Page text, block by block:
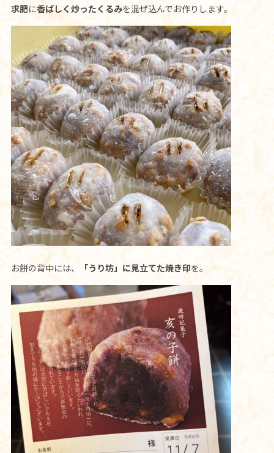
求肥に香ばしく炒ったくるみを混ぜ込んでお作りします。
お餅の背中には、 「うり坊」に見立てた焼き印を。